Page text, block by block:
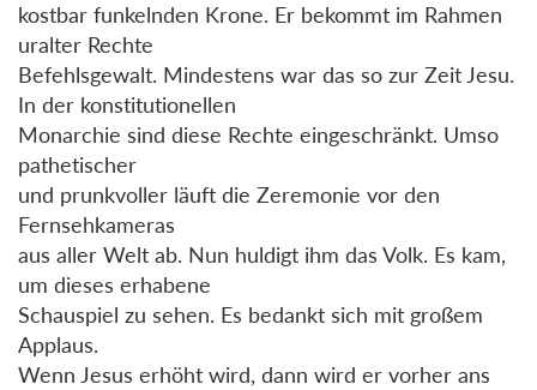
kostbar funkelnden Krone. Er bekommt im Rahmen
uralter Rechte
Befehlsgewalt. Mindestens war das so zur Zeit Jesu.
In der konstitutionellen
Monarchie sind diese Rechte eingeschränkt. Umso
pathetischer
und prunkvoller läuft die Zeremonie vor den
Fernsehkameras
aus aller Welt ab. Nun huldigt ihm das Volk. Es kam,
um dieses erhabene
Schauspiel zu sehen. Es bedankt sich mit großem
Applaus.
Wenn Jesus erhöht wird, dann wird er vorher ans